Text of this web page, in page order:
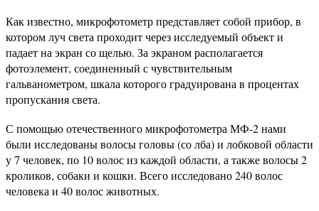
Как известно, микрофотометр представляет собой прибор, в
котором луч света проходит через исследуемый объект и
падает на экран со щелью. За экраном располагается
фотоэлемент, соединенный с чувствительным
гальванометром, шкала которого градуирована в процентах
пропускания света.
С помощью отечественного микрофотометра МФ-2 нами
были исследованы волосы головы (со лба) и лобковой области
у 7 человек, по 10 волос из каждой области, а также волосы 2
кроликов, собаки и кошки. Всего исследовано 240 волос
человека и 40 волос животных.